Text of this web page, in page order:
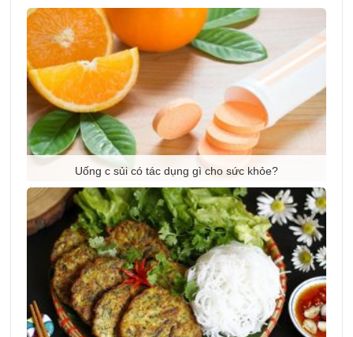
Uống c sủi có tác dụng gì cho sức khỏe?